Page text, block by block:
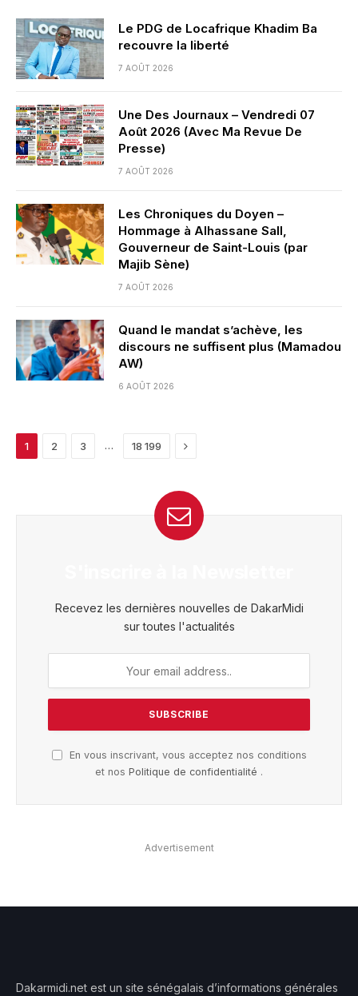
Le PDG de Locafrique Khadim Ba
recouvre la liberté
7 AOÛT 2026
Une Des Journaux – Vendredi 07
Août 2026 (Avec Ma Revue De
Presse)
7 AOÛT 2026
Les Chroniques du Doyen –
Hommage à Alhassane Sall,
Gouverneur de Saint-Louis (par
Majib Sène)
7 AOÛT 2026
Quand le mandat s’achève, les
discours ne suffisent plus (Mamadou
AW)
6 AOÛT 2026
1 2 3 … 18 199 Next
Recevez les dernières nouvelles de DakarMidi
sur toutes l'actualités
En vous inscrivant, vous acceptez nos conditions
et nos Politique de confidentialité .
Advertisement
Dakarmidi.net est un site sénégalais d’informations générales